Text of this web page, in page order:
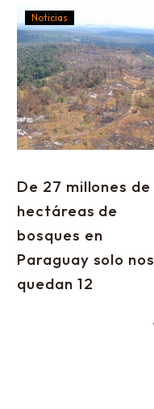
Noticias
De 27 millones de
hectáreas de
bosques en
Paraguay solo nos
quedan 12